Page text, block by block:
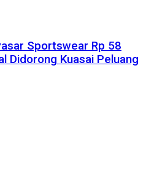
Sportswear Rp 58
Didorong Kuasai Peluang